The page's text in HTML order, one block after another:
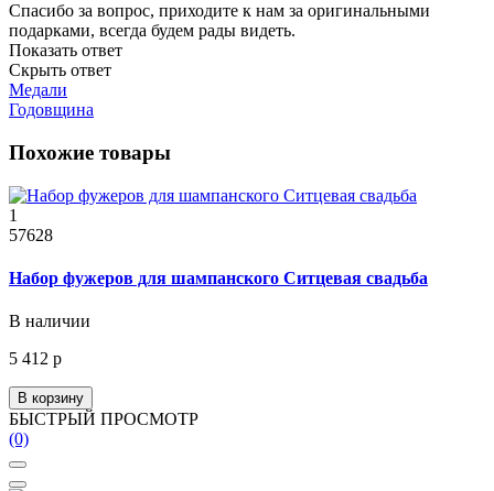
Спасибо за вопрос, приходите к нам за оригинальными
подарками, всегда будем рады видеть.
Показать ответ
Скрыть ответ
Медали
Годовщина
Похожие товары
1
57628
Набор фужеров для шампанского Ситцевая свадьба
В наличии
5 412 р
В корзину
БЫСТРЫЙ ПРОСМОТР
(0)